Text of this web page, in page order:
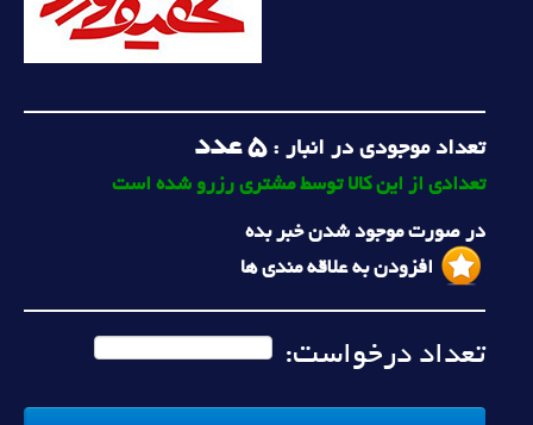
تعداد موجودی در انبار :5 عدد
تعدادی از این کالا توسط مشتری رزرو شده است
در صورت موجود شدن خبر بده
افزودن به علاقه مندی ها
تعداد درخواست: